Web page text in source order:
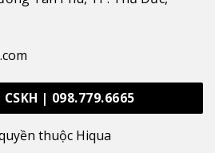
| 098.779.6665
thuộc Hiqua